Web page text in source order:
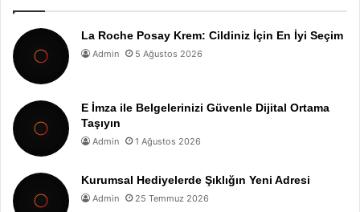
La Roche Posay Krem: Cildiniz İçin En İyi Seçim
Admin 5 Ağustos 2026
E İmza ile Belgelerinizi Güvenle Dijital Ortama
Taşıyın
Admin 1 Ağustos 2026
Kurumsal Hediyelerde Şıklığın Yeni Adresi
Admin 25 Temmuz 2026